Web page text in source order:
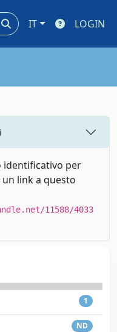
IT LOGIN
identificativo per
link a questo
11588/4033
1
ND